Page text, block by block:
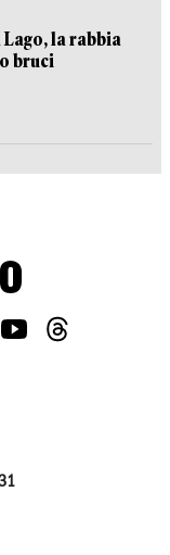
la rabbia
bruci